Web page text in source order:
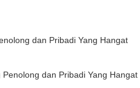
dan Pribadi Yang Hangat